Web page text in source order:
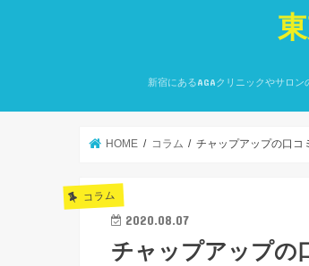
新宿にあるAGAクリニックやサロ
HOME コラム チャップアップの口コ
コラム
2020.08.07
チャップアップの